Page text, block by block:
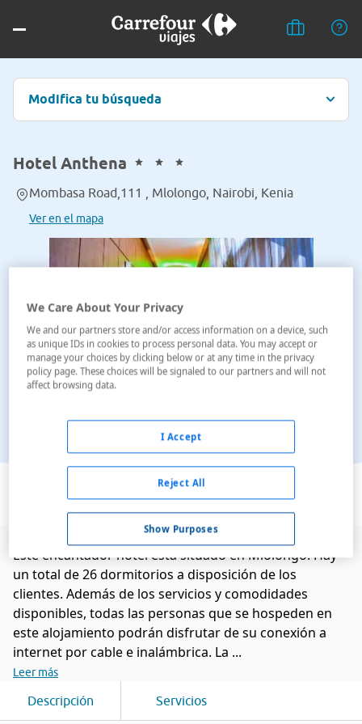
Modifica tu búsqueda
Hotel Anthena
Mombasa Road,111 , Mlolongo, Nairobi, Kenia
Ver en el mapa
Ver en el mapa
Este encantador hotel está situado en Mlolongo. Hay
un total de 26 dormitorios a disposición de los
clientes. Además de los servicios y comodidades
disponibles, todas las personas que se hospeden en
este alojamiento podrán disfrutar de su conexión a
internet por cable e inalámbrica. La ...
Leer más
Descripción Servicios
We Care About Your Privacy
We and our partners store and/or access information on a device, such
as unique IDs in cookies to process personal data. You may accept or
manage your choices by clicking below or at any time in the privacy
policy page. These choices will be signaled to our partners and will not
affect browsing data.
Show Purposes
Reject All
I Accept